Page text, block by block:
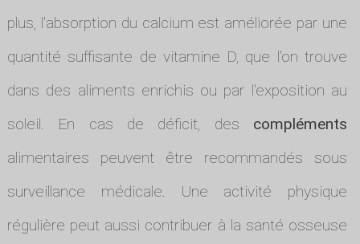
plus, l'absorption du calcium est améliorée par une
quantité suffisante de vitamine D, que l'on trouve
dans des aliments enrichis ou par l'exposition au
soleil. En cas de déficit, des compléments
alimentaires peuvent être recommandés sous
surveillance médicale. Une activité physique
régulière peut aussi contribuer à la santé osseuse